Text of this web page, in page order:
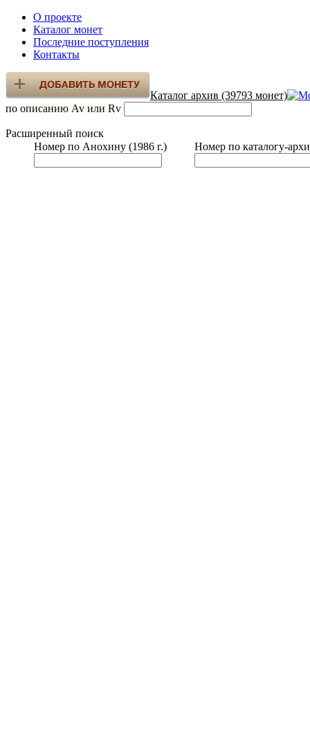
О проекте
Каталог монет
Последние поступления
Контакты
Каталог архив (39793 монет)
по описанию Av или Rv
Расширенный поиск
Номер по Анохину (1986 г.)
Номер по каталогу-